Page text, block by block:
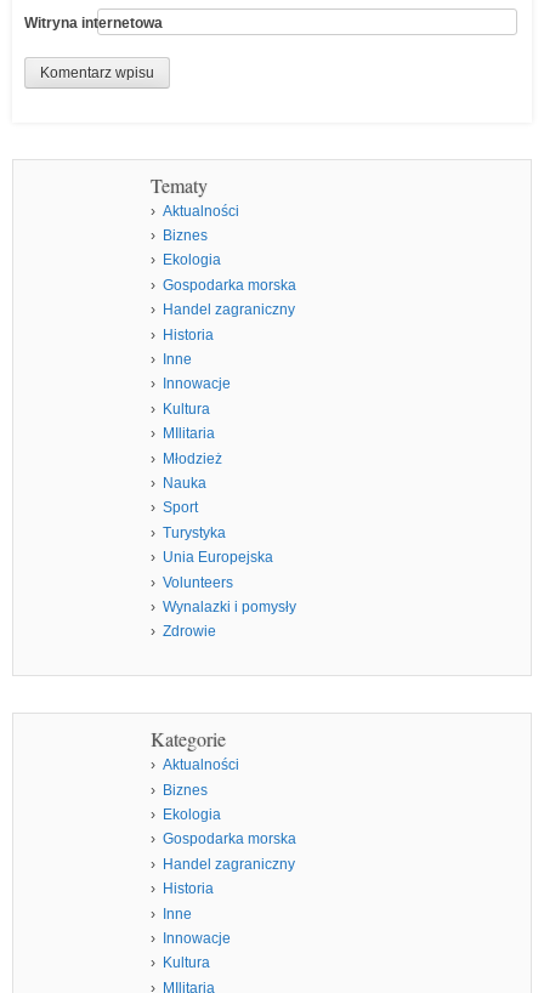
Witryna internetowa
Tematy
Aktualności
Biznes
Ekologia
Gospodarka morska
Handel zagraniczny
Historia
Inne
Innowacje
Kultura
MIlitaria
Młodzież
Nauka
Sport
Turystyka
Unia Europejska
Volunteers
Wynalazki i pomysły
Zdrowie
Kategorie
Aktualności
Biznes
Ekologia
Gospodarka morska
Handel zagraniczny
Historia
Inne
Innowacje
Kultura
MIlitaria